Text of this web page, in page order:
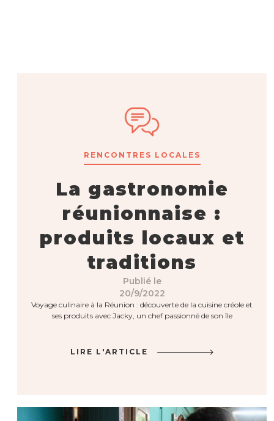
RENCONTRES LOCALES
La gastronomie
réunionnaise :
produits locaux et
traditions
Publié le
20/9/2022
Voyage culinaire à la Réunion : découverte de la cuisine créole et
ses produits avec Jacky, un chef passionné de son île
LIRE L'ARTICLE